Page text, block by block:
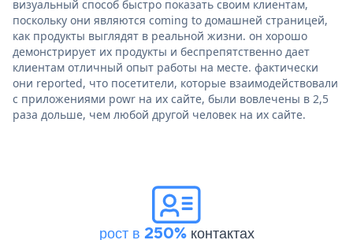
визуальный способ быстро показать своим клиентам,
поскольку они являются coming to домашней страницей,
как продукты выглядят в реальной жизни. он хорошо
демонстрирует их продукты и беспрепятственно дает
клиентам отличный опыт работы на месте. фактически
они reported, что посетители, которые взаимодействовали
с приложениями powr на их сайте, были вовлечены в 2,5
раза дольше, чем любой другой человек на их сайте.
рост в 250%контактах